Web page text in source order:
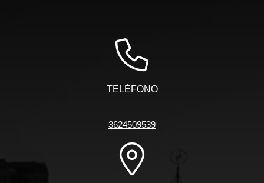
TELÉFONO
3624509539